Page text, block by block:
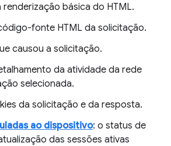
renderização básica do HTML.
fonte HTML da solicitação.
causou a solicitação.
da atividade da rede
selecionada.
da solicitação e da resposta.
ao dispositivo: o status de
das sessões ativas